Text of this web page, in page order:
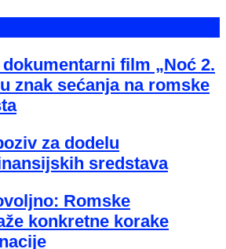
film „Noć 2.
znak sećanja na romske
za dodelu
sredstava
Romske
konkretne korake